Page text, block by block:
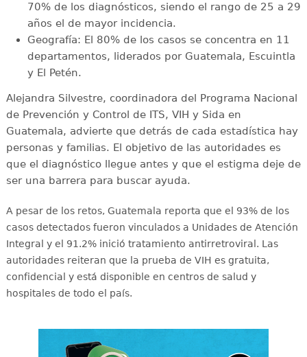
70% de los diagnósticos, siendo el rango de 25 a 29
años el de mayor incidencia.
Geografía: El 80% de los casos se concentra en 11
departamentos, liderados por Guatemala, Escuintla
y El Petén.
Alejandra Silvestre, coordinadora del Programa Nacional
de Prevención y Control de ITS, VIH y Sida en
Guatemala, advierte que detrás de cada estadística hay
personas y familias. El objetivo de las autoridades es
que el diagnóstico llegue antes y que el estigma deje de
ser una barrera para buscar ayuda.
A pesar de los retos, Guatemala reporta que el 93% de los
casos detectados fueron vinculados a Unidades de Atención
Integral y el 91.2% inició tratamiento antirretroviral . Las
autoridades reiteran que la prueba de VIH es gratuita,
confidencial y está disponible en centros de salud y
hospitales de todo el país.